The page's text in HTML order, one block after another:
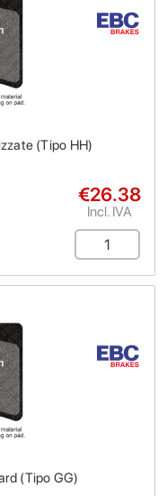
(Tipo HH)
€26.38
Incl. IVA
(Tipo GG)